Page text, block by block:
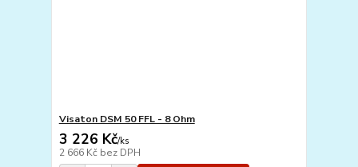
Visaton DSM 50 FFL - 8 Ohm
3 226 Kč/ks
2 666 Kč bez DPH